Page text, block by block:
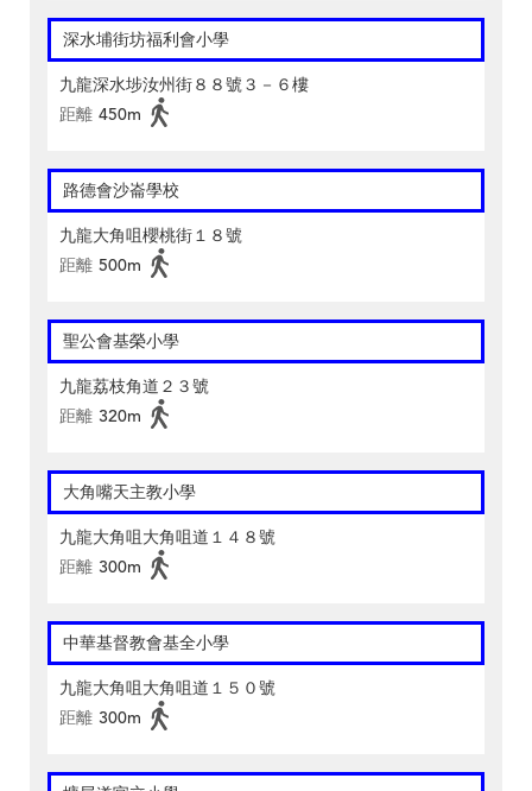
深水埔街坊福利會小學
九龍深水埗汝州街８８號３－６樓
距離 450m
路德會沙崙學校
九龍大角咀櫻桃街１８號
距離 500m
聖公會基榮小學
九龍荔枝角道２３號
距離 320m
大角嘴天主教小學
九龍大角咀大角咀道１４８號
距離 300m
中華基督教會基全小學
九龍大角咀大角咀道１５０號
距離 300m